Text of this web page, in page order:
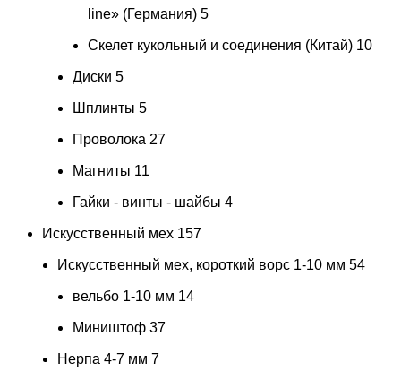
line» (Германия) 5
Скелет кукольный и соединения (Китай) 10
Диски 5
Шплинты 5
Проволока 27
Магниты 11
Гайки - винты - шайбы 4
Искусственный мех 157
Искусственный мех, короткий ворс 1-10 мм 54
вельбо 1-10 мм 14
Миништоф 37
Нерпа 4-7 мм 7